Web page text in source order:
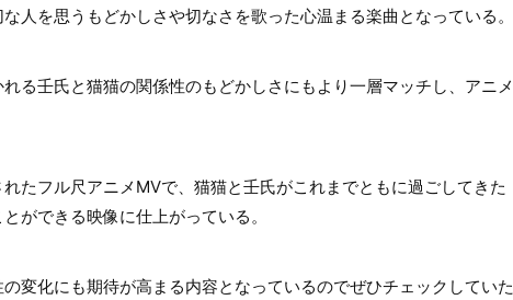
人を思うもどかしさや切なさを歌った心温まる楽曲となっている。
る壬氏と猫猫の関係性のもどかしさにもより一層マッチし、アニメ
たフル尺アニメMVで、猫猫と壬氏がこれまでともに過ごしてきた
ができる映像に仕上がっている。
変化にも期待が高まる内容となっているのでぜひチェックしていた